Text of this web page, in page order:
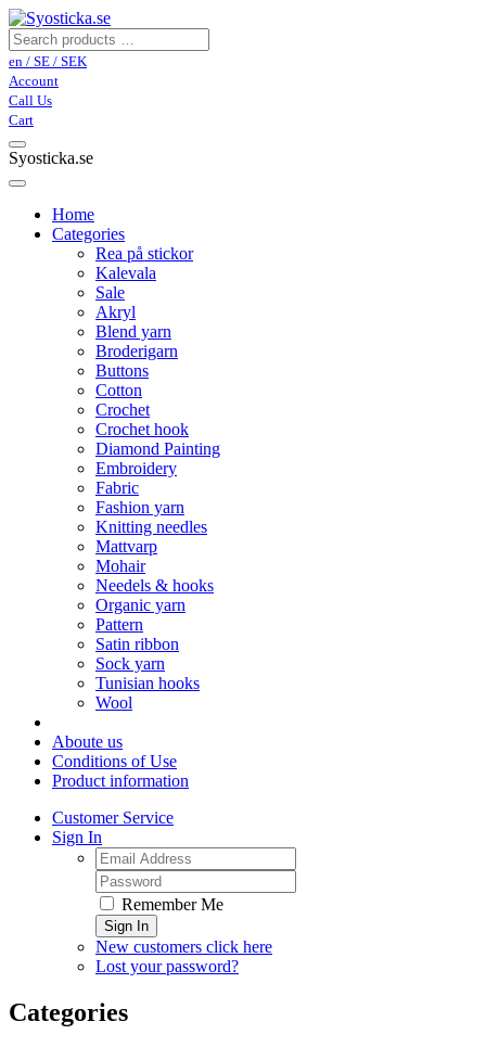
en / SE / SEK
Account
Call Us
Cart
Syosticka.se
Home
Categories
Rea på stickor
Kalevala
Sale
Akryl
Blend yarn
Broderigarn
Buttons
Cotton
Crochet
Crochet hook
Diamond Painting
Embroidery
Fabric
Fashion yarn
Knitting needles
Mattvarp
Mohair
Needels & hooks
Organic yarn
Pattern
Satin ribbon
Sock yarn
Tunisian hooks
Wool
Aboute us
Conditions of Use
Product information
Customer Service
Sign In
Remember Me
Sign In
New customers click here
Lost your password?
Categories